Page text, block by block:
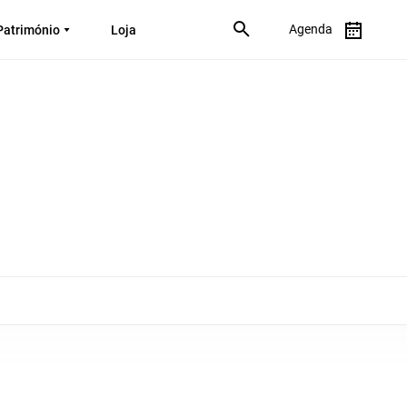
Loja Agenda